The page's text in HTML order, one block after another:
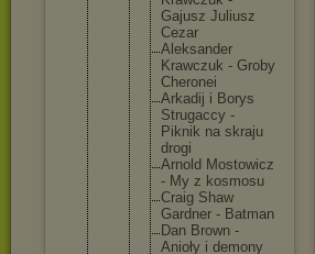
Gajusz Juliusz
Cezar
Aleksander
Krawczuk - Groby
Cheronei
Arkadij i Borys
Strugaccy -
Piknik na skraju
drogi
Arnold Mostowicz
- My z kosmosu
Craig Shaw
Gardner - Batman
Dan Brown -
Anioły i demony